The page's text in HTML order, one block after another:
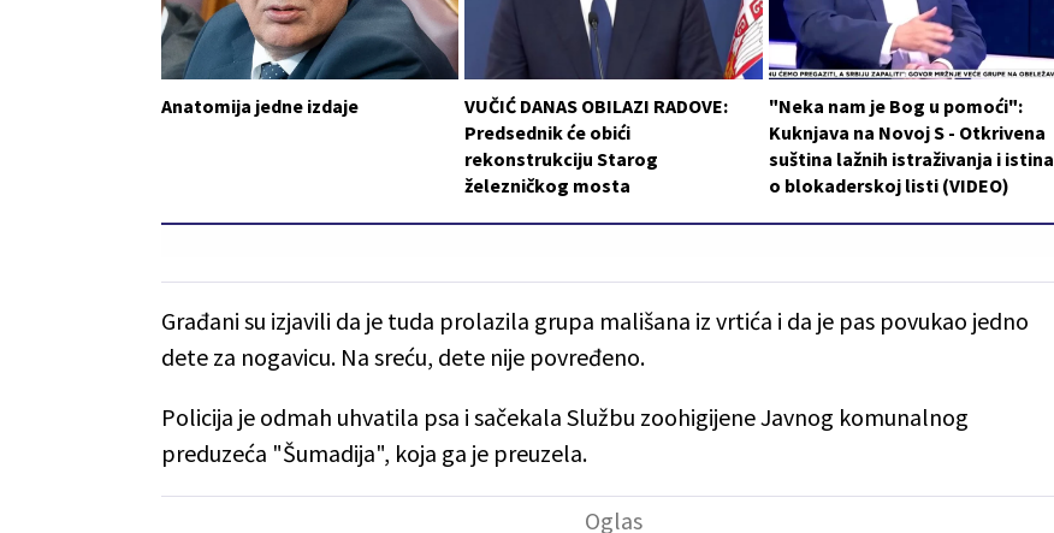
Anatomija jedne izdaje
VUČIĆ DANAS OBILAZI RADOVE:
Predsednik će obići
rekonstrukciju Starog
železničkog mosta
"Neka nam je Bog u pomoći":
Kuknjava na Novoj S - Otkrivena
suština lažnih istraživanja i istina
o blokaderskoj listi (VIDEO)
Građani su izjavili da je tuda prolazila grupa mališana iz vrtića i da je pas povukao jedno
dete za nogavicu. Na sreću, dete nije povređeno.
Policija je odmah uhvatila psa i sačekala Službu zoohigijene Javnog komunalnog
preduzeća "Šumadija", koja ga je preuzela.